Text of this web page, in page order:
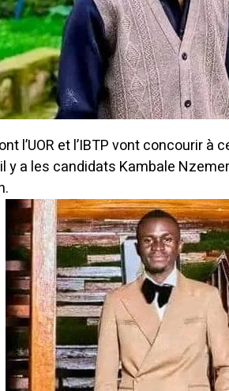
l’UOR et l’IBTP vont concourir à
y a les candidats Kambale